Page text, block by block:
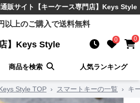
販サイト 【キーケース専門店】Keys Style
以上のご購入で送料無料
】Keys Style 0 0
商品を検索 人気ランキング
Style TOP › スマートキーの一覧 › キ